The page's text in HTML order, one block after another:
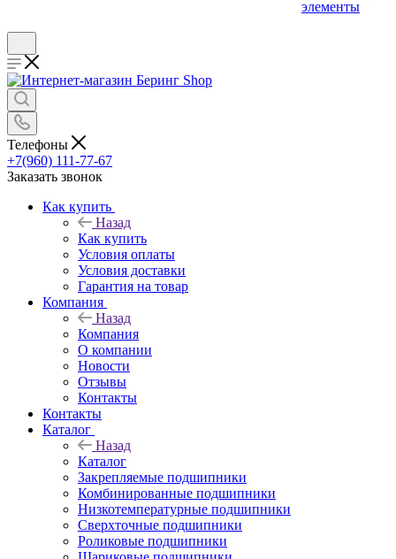
элементы
Телефоны
+7(960) 111-77-67
Заказать звонок
Как купить
Назад
Как купить
Условия оплаты
Условия доставки
Гарантия на товар
Компания
Назад
Компания
О компании
Новости
Отзывы
Контакты
Контакты
Каталог
Назад
Каталог
Закрепляемые подшипники
Комбинированные подшипники
Низкотемпературные подшипники
Сверхточные подшипники
Роликовые подшипники